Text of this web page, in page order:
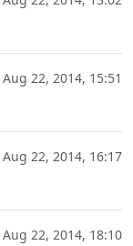
Aug 22, 2014, 15:51
Aug 22, 2014, 16:17
Aug 22, 2014, 18:10